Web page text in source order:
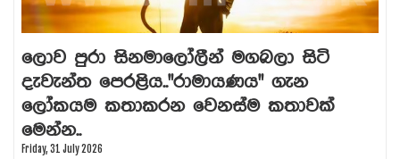
ලොව පුරා සිනමාලෝලීන් මගබලා සිටි
දැවැන්ත පෙරළිය.."රාමායණය" ගැන
ලෝකයම කතාකරන වෙනස්ම කතාවක්
මෙන්න..
Friday, 31 July 2026